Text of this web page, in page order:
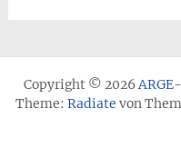
Copyright © 2026
Theme: Radiate von